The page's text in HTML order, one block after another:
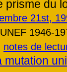
prisme du
21st,
1946-
notes de
mutation